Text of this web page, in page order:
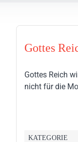
Gottes
Gottes Reich
nicht für die
KATEGORIE